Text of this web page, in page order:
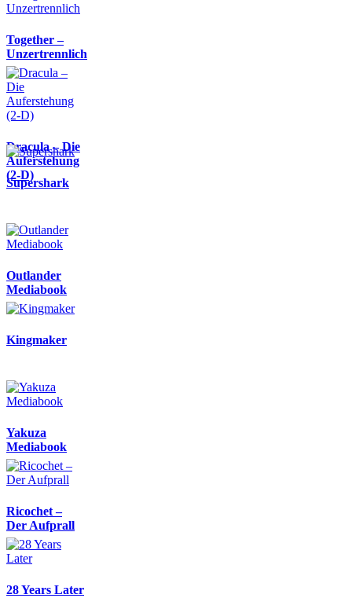
Together –
Unzertrennlich
Dracula – Die
Auferstehung
(2-D)
Supershark
Outlander
Mediabook
Kingmaker
Yakuza
Mediabook
Ricochet –
Der Aufprall
28 Years Later